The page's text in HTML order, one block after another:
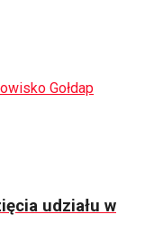
Gołdap
udziału w